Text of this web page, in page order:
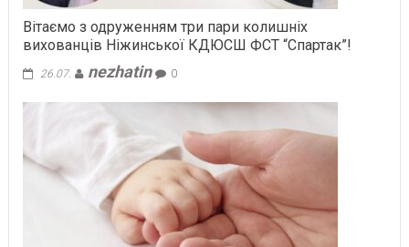
Вітаємо з одруженням три пари колишніх
вихованців Ніжинської КДЮСШ ФСТ “Спартак”!
26.07. nezhatin 0